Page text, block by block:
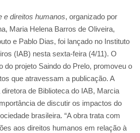
e direitos humanos, organizado por
Maria Helena Barros de Oliveira,
e Pablo Dias, foi lançado no Instituto
(IAB) nesta sexta-feira (4/11). O
do projeto Saindo do Prelo, promoveu o
que atravessam a publicação. A
de Biblioteca do IAB, Marcia
de discutir os impactos do
brasileira. “A obra trata com
aos direitos humanos em relação à